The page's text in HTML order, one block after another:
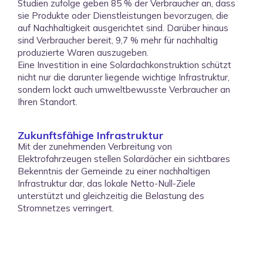
Unsere Produkte und
Dienstleistungen
Kabelschutz®
Markierung, um Diebstahl zu verhindern und die
Funktionsfähigkeit der Ladegeräte zu gewährleisten.
Modulare Fundamente | Demnächst
verfügbar!
Modulare Fundamente für Gleichstromladegeräte und
Studien zufolge geben 85 % der Verbraucher an, dass
sie Produkte oder Dienstleistungen bevorzugen, die
auf Nachhaltigkeit ausgerichtet sind. Darüber hinaus
sind Verbraucher bereit, 9,7 % mehr für nachhaltig
produzierte Waren auszugeben.
Eine Investition in eine Solardachkonstruktion schützt
nicht nur die darunter liegende wichtige Infrastruktur,
sondern lockt auch umweltbewusste Verbraucher an
Ihren Standort.
Zukunftsfähige Infrastruktur
Mit der zunehmenden Verbreitung von
Elektrofahrzeugen stellen Solardächer ein sichtbares
Bekenntnis der Gemeinde zu einer nachhaltigen
Infrastruktur dar, das lokale Netto-Null-Ziele
unterstützt und gleichzeitig die Belastung des
Stromnetzes verringert.